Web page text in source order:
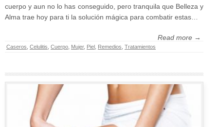
cuerpo y aun no lo has conseguido, pero tranquila que Belleza y
Alma trae hoy para ti la solución mágica para combatir estas…
Read more →
Caseros Celulitis Cuerpo Mujer, Piel Remedios Tratamientos